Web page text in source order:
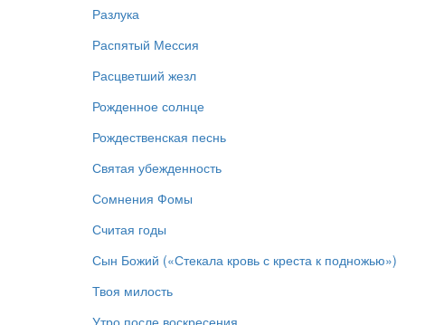
Разлука
Распятый Мессия
Расцветший жезл
Рожденное солнце
Рождественская песнь
Святая убежденность
Сомнения Фомы
Считая годы
Сын Божий («Стекала кровь с креста к подножью»)
Твоя милость
Утро после воскресения